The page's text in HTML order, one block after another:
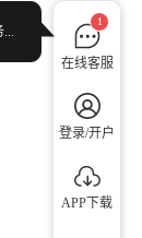
1
在线客服
登录/开户
APP下载
...